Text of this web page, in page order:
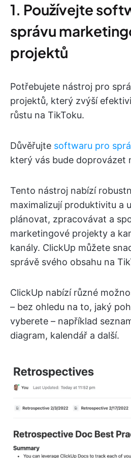
1. Používejte
správu
projektů
Potřebujete nástroj pro
projektů, který zvýší
růstu na TikToku.
Důvěřujte softwaru pro
který vás bude doprovázet
Tento nástroj nabízí
maximalizují produktivitu a
plánovat, zpracovávat a
marketingové projekty a
kanály. ClickUp můžete
správě svého obsahu na
ClickUp nabízí různé
– bez ohledu na to, jaký
vyberete – například
diagram, kalendář a další.